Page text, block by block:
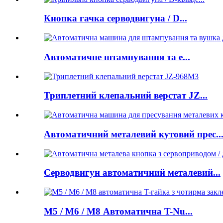
Кнопка гачка серводвигуна / D...
Автоматичне штампування та е...
Триплетний клепальний верстат JZ...
Автоматичний металевий кутовий прес...
Серводвигун автоматичний металевий...
M5 / M6 / M8 Автоматична T-Nu...